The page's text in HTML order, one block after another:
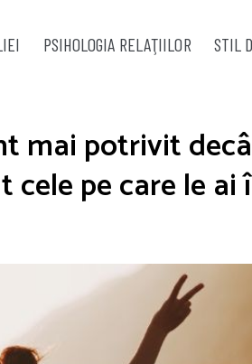
PSIHOLOGIA RELAŢIILOR STIL
mai potrivit
cele pe care le